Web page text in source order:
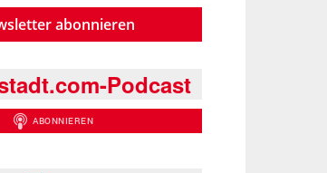
abonnieren
Podcast